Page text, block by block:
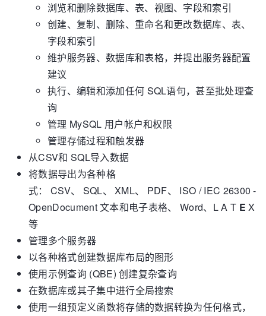
浏览和删除数据库、表、视图、字段和索引
创建、复制、删除、重命名和更改数据库、表、
字段和索引
维护服务器、数据库和表格，并提出服务器配置
建议
执行、编辑和添加任何 SQL语句，甚至批处理查
询
管理 MySQL 用户帐户和权限
管理存储过程和触发器
从CSV和 SQL导入数据
将数据导出为各种格
式： CSV、 SQL、 XML、 PDF、 ISO / IEC 26300 -
OpenDocument 文本和电子表格、 Word、L A T E X
等
管理多个服务器
以各种格式创建数据库布局的图形
使用示例查询 (QBE) 创建复杂查询
在数据库或其子集中进行全局搜索
使用一组预定义函数将存储的数据转换为任何格式，